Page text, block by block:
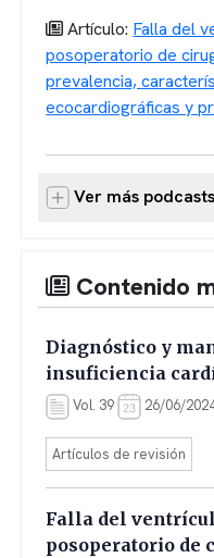
Artículo: Falla del
posoperatorio de
prevalencia,
ecocardiográficas y
Ver más podcasts
Contenido
Diagnóstico y
insuficiencia
Vol. 39 26/06/
Artículos de revisión
Falla del
posoperatorio de